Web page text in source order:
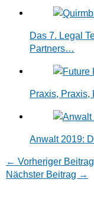
Das 7. Legal
Partners…
Praxis, Praxis,
Anwalt 2019:
← Vorheriger Beitrag
Nächster Beitrag →